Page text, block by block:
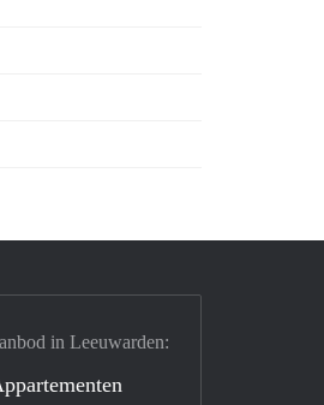
in Leeuwarden: